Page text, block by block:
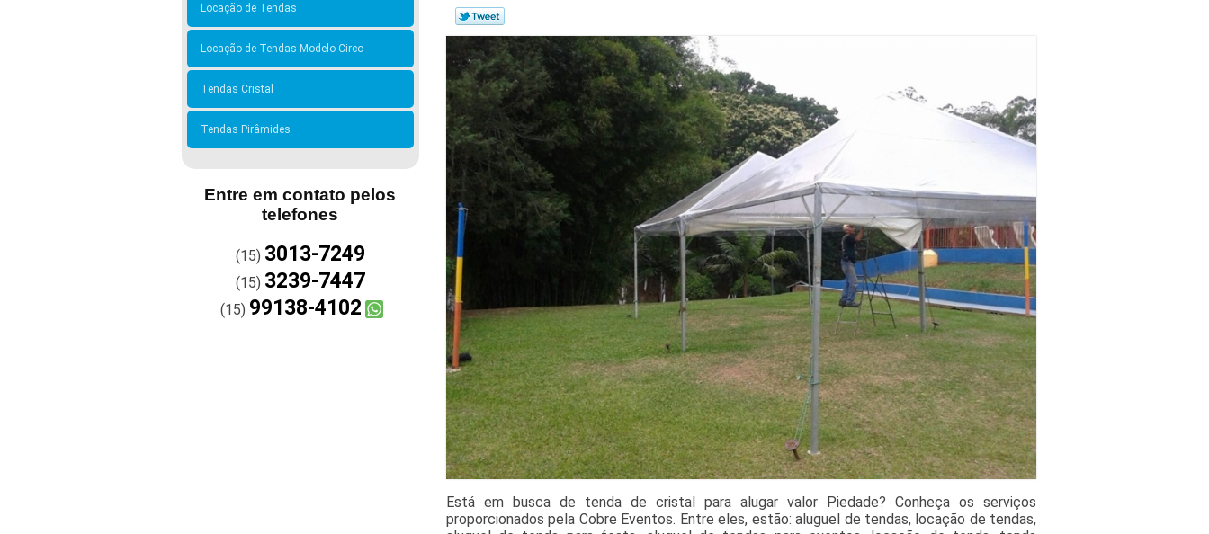
Locação de Tendas
Locação de Tendas Modelo Circo
Tendas Cristal
Tendas Pirâmides
Entre em contato pelos
telefones
(15) 3013-7249
(15) 3239-7447
(15) 99138-4102
Está em busca de tenda de cristal para alugar valor Piedade? Conheça os serviços
proporcionados pela Cobre Eventos. Entre eles, estão: aluguel de tendas, locação de tendas,